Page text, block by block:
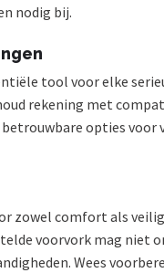
nodig bij.
tool voor elke
rekening met
betrouwbare opties
zowel comfort als
voorvork mag niet
Wees